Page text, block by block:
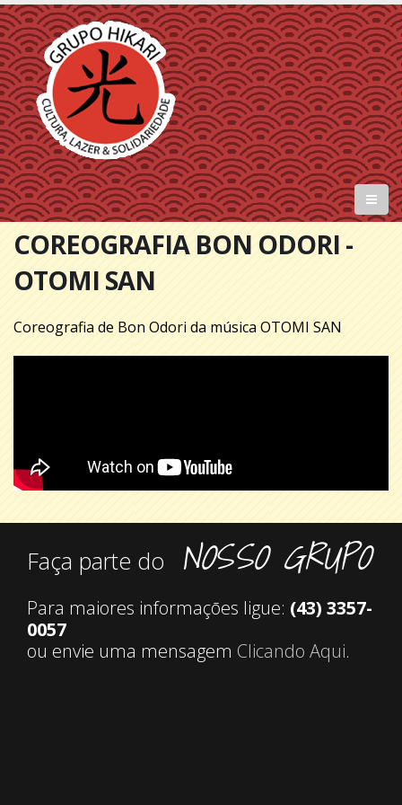
COREOGRAFIA BON ODORI -
OTOMI SAN
Coreografia de Bon Odori da música OTOMI SAN
Faça parte do NOSSO GRUPO
Para maiores informaçōes ligue: (43) 3357-
0057
ou envie uma mensagem Clicando Aqui.